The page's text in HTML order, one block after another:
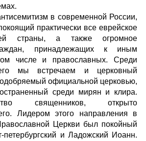
в современной России,
практически все еврейское
страны, а также огромное
принадлежащих к иным
числе и православных. Среди
мы встречаем и церковный
официальной церковью,
среди мирян и клира.
священников, открыто
Лидером этого направления в
Церкви был покойный
петербургский и Ладожский Иоанн.